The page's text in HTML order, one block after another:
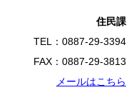
住民課
TEL：0887-29-3394
FAX：0887-29-3813
メールはこちら